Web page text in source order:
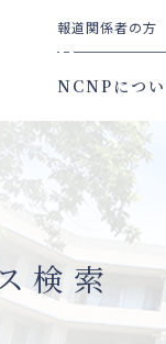
報道関係者の方
NCNPにつ
検索